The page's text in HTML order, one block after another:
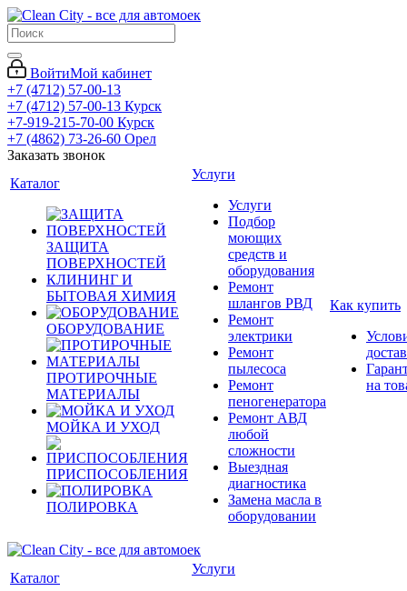
ВойтиМой кабинет
+7 (4712) 57-00-13
+7 (4712) 57-00-13 Курск
+7-919-215-70-00 Курск
+7 (4862) 73-26-60 Орел
Заказать звонок
Каталог
ЗАЩИТА
ПОВЕРХНОСТЕЙ
КЛИНИНГ И
БЫТОВАЯ ХИМИЯ
ОБОРУДОВАНИЕ
ПРОТИРОЧНЫЕ
МАТЕРИАЛЫ
МОЙКА И УХОД
ПРИСПОСОБЛЕНИЯ
ПОЛИРОВКА
Услуги
Услуги
Подбор
моющих
средств и
оборудования
Ремонт
шлангов РВД
Ремонт
электрики
Ремонт
пылесоса
Ремонт
пеногенератора
Ремонт АВД
любой
сложности
Выездная
диагностика
Замена масла в
оборудовании
Как купить
на
Каталог
Услуги